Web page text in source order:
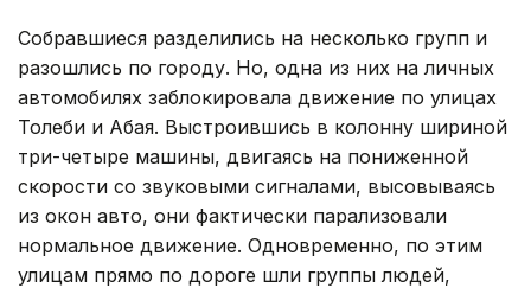
Собравшиеся разделились на несколько групп и
разошлись по городу. Но, одна из них на личных
автомобилях заблокировала движение по улицах
Толеби и Абая. Выстроившись в колонну шириной
три-четыре машины, двигаясь на пониженной
скорости со звуковыми сигналами, высовываясь
из окон авто, они фактически парализовали
нормальное движение. Одновременно, по этим
улицам прямо по дороге шли группы людей,